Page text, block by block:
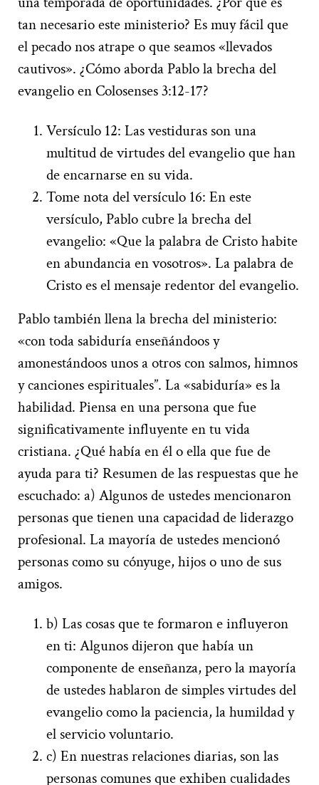
tan necesario este ministerio? Es muy fácil que
el pecado nos atrape o que seamos «llevados
cautivos». ¿Cómo aborda Pablo la brecha del
evangelio en Colosenses 3:12-17?
Versículo 12: Las vestiduras son una
multitud de virtudes del evangelio que han
de encarnarse en su vida.
Tome nota del versículo 16: En este
versículo, Pablo cubre la brecha del
evangelio: «Que la palabra de Cristo habite
en abundancia en vosotros». La palabra de
Cristo es el mensaje redentor del evangelio.
Pablo también llena la brecha del ministerio:
«con toda sabiduría enseñándoos y
amonestándoos unos a otros con salmos, himnos
y canciones espirituales”. La «sabiduría» es la
habilidad. Piensa en una persona que fue
significativamente influyente en tu vida
cristiana. ¿Qué había en él o ella que fue de
ayuda para ti? Resumen de las respuestas que he
escuchado: a) Algunos de ustedes mencionaron
personas que tienen una capacidad de liderazgo
profesional. La mayoría de ustedes mencionó
personas como su cónyuge, hijos o uno de sus
amigos.
b) Las cosas que te formaron e influyeron
en ti: Algunos dijeron que había un
componente de enseñanza, pero la mayoría
de ustedes hablaron de simples virtudes del
evangelio como la paciencia, la humildad y
el servicio voluntario.
c) En nuestras relaciones diarias, son las
personas comunes que exhiben cualidades